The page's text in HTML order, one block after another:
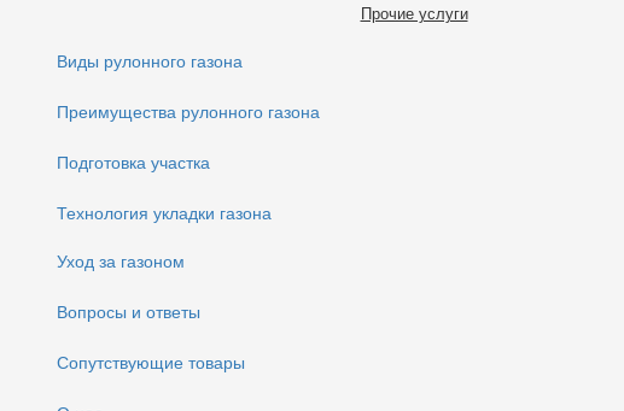
Прочие услуги
Виды рулонного газона
Преимущества рулонного газона
Подготовка участка
Технология укладки газона
Уход за газоном
Вопросы и ответы
Сопутствующие товары